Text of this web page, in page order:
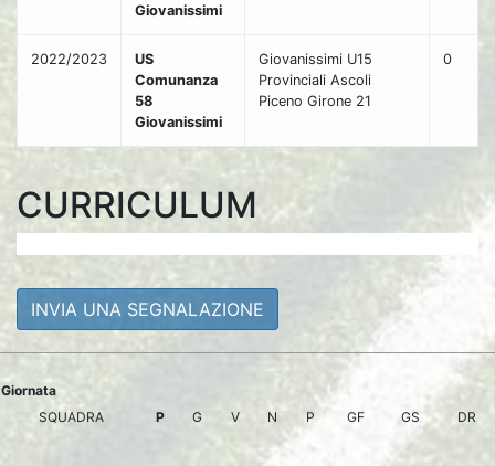
Giovanissimi
2022/2023
US
Comunanza
58
Giovanissimi
Giovanissimi U15
Provinciali Ascoli
Piceno Girone 21
0
CURRICULUM
INVIA UNA SEGNALAZIONE
Giornata
SQUADRA
P G V N P GF GS DR